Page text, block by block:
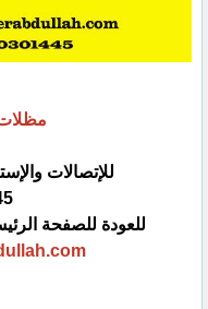
للإتصالات
للعودة للصفحة